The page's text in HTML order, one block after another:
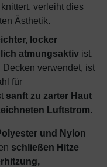
verleiht dies
Ästhetik.
locker
atmungsaktiv ist.
Decken verwendet, ist
für
sanft zu zarter Haut
Luftstrom.
und Nylon
schließen Hitze